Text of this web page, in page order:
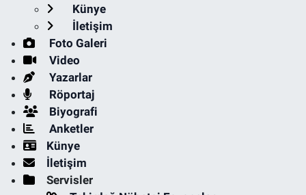
Künye
İletişim
Foto Galeri
Video
Yazarlar
Röportaj
Biyografi
Anketler
Künye
İletişim
Servisler